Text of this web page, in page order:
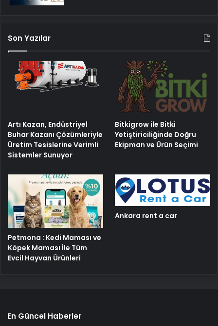
Son Yazılar
Artı Kazan, Endüstriyel
Buhar Kazanı Çözümleriyle
Üretim Tesislerine Verimli
Sistemler Sunuyor
Bitkigrow ile Bitki
Yetiştiriciliğinde Doğru
Ekipman ve Ürün Seçimi
Petmona : Kedi Maması ve
Köpek Maması İle Tüm
Evcil Hayvan Ürünleri
Ankara rent a car
En Güncel Haberler